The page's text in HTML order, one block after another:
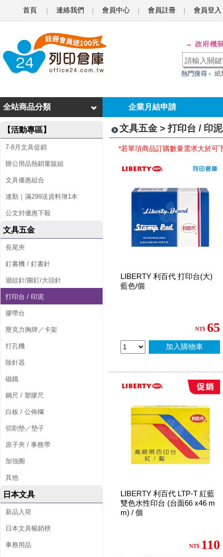
首頁 連絡我們 會員中心 會員註冊 會員登入
印
台
印
泥
→ 政府機
熱門搜尋 紙
企業月結申請
全站商品分類
【活動專區】
7-8月文具促銷
辦公用品熱銷量販組
文具優惠組合
連勤｜滿299送資料簿1本
公文封優惠下殺
文具五金
長尾夾
釘書機 / 釘書針
迴紋針/圖釘/大頭針
打印台 / 印泥
膠帶台
壓克力胸牌／卡架
打孔機
除針器
磁鐵
鋼尺 / 塑膠尺
白板 / 公佈欄
切割墊／墊子
原子夾 / 事務帶
加強圈
其他
日本文具
新品入荷
日本文具暢銷榜
事務用品
文具五金 > 打印台 / 印泥
*若單項商品訂購數量需求大於可
LIBERTY 利百代 打印台(大)
藍色/個
NT$ 65
加入購物車
LIBERTY 利百代 LTP-T 紅藍
雙色水性印台 (台面66 x46 m
m) / 個
NT$ 110